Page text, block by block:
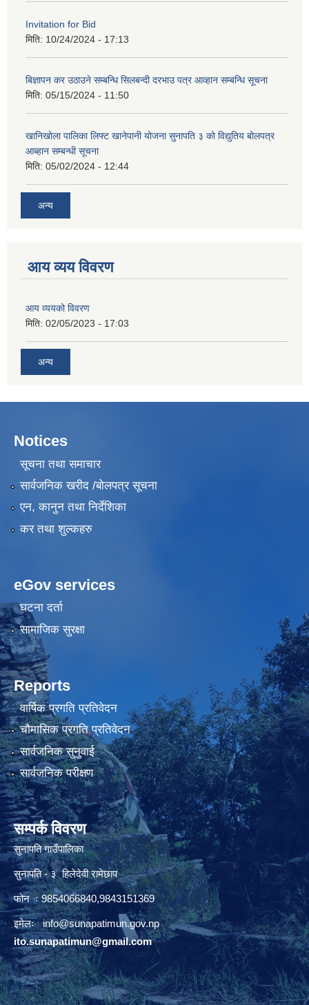
Invitation for Bid
मिति: 10/24/2024 - 17:13
बिज्ञापन कर उठाउने सम्बन्धि सिलबन्दी दरभाउ पत्र आव्हान सम्बन्धि सूचना
मिति: 05/15/2024 - 11:50
खानिखोला पालिका लिफ्ट खानेपानी योजना सुनापति ३ को विद्युतिय बोलपत्र
आब्हान सम्बन्धी सूचना
मिति: 05/02/2024 - 12:44
अन्य
आय व्यय विवरण
आय व्ययको विवरण
मिति: 02/05/2023 - 17:03
अन्य
Notices
सूचना तथा समाचार
सार्वजनिक खरीद /बोलपत्र सूचना
एन, कानुन तथा निर्देशिका
कर तथा शुल्कहरु
eGov services
घटना दर्ता
सामाजिक सुरक्षा
Reports
वार्षिक प्रगति प्रतिवेदन
चौमासिक प्रगति प्रतिवेदन
सार्वजनिक सुनुवाई
सार्वजनिक परीक्षण
सम्पर्क विवरण
सुनापति गाउँपालिका
सुनापति - ३ हिलेदेवी रामेछाप
फोन ः 9854066840,9843151369
इमेलः info@sunapatimun.gov.np
ito.sunapatimun@gmail.com